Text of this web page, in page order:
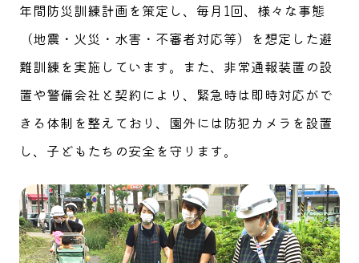
年間防災訓練計画を策定し、毎月1回、様々な事態
（地震・火災・水害・不審者対応等）を想定した避
難訓練を実施しています。また、非常通報装置の設
置や警備会社と契約により、緊急時は即時対応がで
きる体制を整えており、園外には防犯カメラを設置
し、子どもたちの安全を守ります。